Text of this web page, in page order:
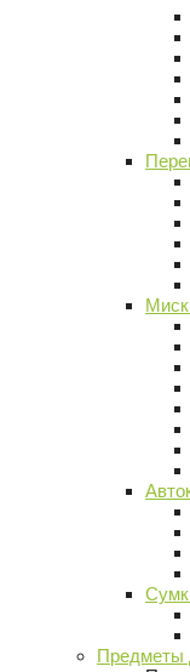
Предметы